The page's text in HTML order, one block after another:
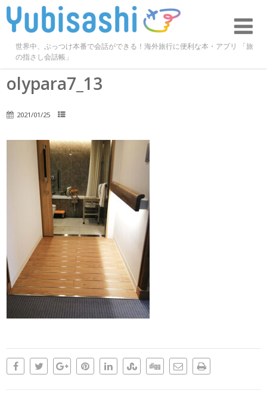
世界中、ぶっつけ本番で会話ができる！海外旅行に便利な本・アプリ 「旅
の指さし会話帳」
olypara7_13
2021/01/25